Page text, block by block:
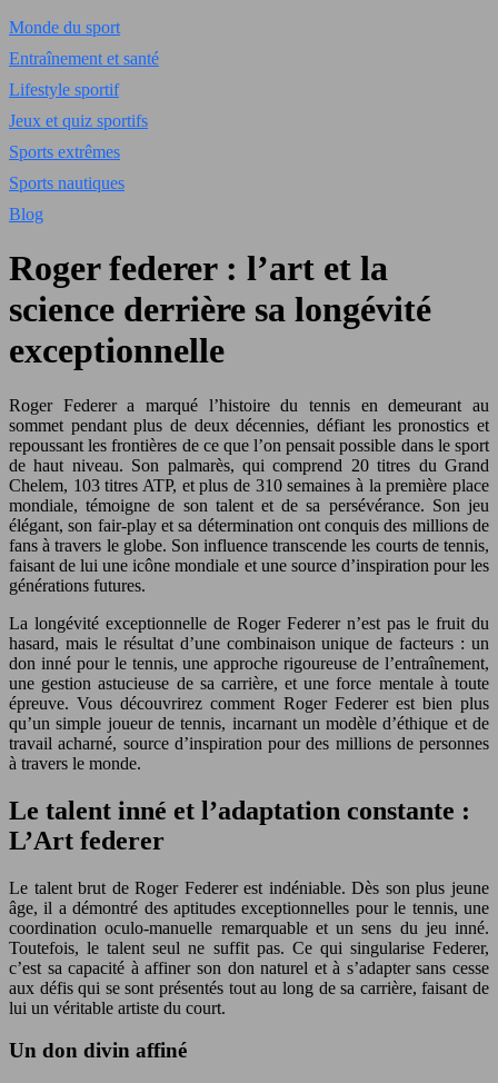
Monde du sport
Entraînement et santé
Lifestyle sportif
Jeux et quiz sportifs
Sports extrêmes
Sports nautiques
Blog
Roger federer : l’art et la
science derrière sa longévité
exceptionnelle
Roger Federer a marqué l’histoire du tennis en demeurant au
sommet pendant plus de deux décennies, défiant les pronostics et
repoussant les frontières de ce que l’on pensait possible dans le sport
de haut niveau. Son palmarès, qui comprend 20 titres du Grand
Chelem, 103 titres ATP, et plus de 310 semaines à la première place
mondiale, témoigne de son talent et de sa persévérance. Son jeu
élégant, son fair-play et sa détermination ont conquis des millions de
fans à travers le globe. Son influence transcende les courts de tennis,
faisant de lui une icône mondiale et une source d’inspiration pour les
générations futures.
La longévité exceptionnelle de Roger Federer n’est pas le fruit du
hasard, mais le résultat d’une combinaison unique de facteurs : un
don inné pour le tennis, une approche rigoureuse de l’entraînement,
une gestion astucieuse de sa carrière, et une force mentale à toute
épreuve. Vous découvrirez comment Roger Federer est bien plus
qu’un simple joueur de tennis, incarnant un modèle d’éthique et de
travail acharné, source d’inspiration pour des millions de personnes
à travers le monde.
Le talent inné et l’adaptation constante :
L’Art federer
Le talent brut de Roger Federer est indéniable. Dès son plus jeune
âge, il a démontré des aptitudes exceptionnelles pour le tennis, une
coordination oculo-manuelle remarquable et un sens du jeu inné.
Toutefois, le talent seul ne suffit pas. Ce qui singularise Federer,
c’est sa capacité à affiner son don naturel et à s’adapter sans cesse
aux défis qui se sont présentés tout au long de sa carrière, faisant de
lui un véritable artiste du court.
Un don divin affiné